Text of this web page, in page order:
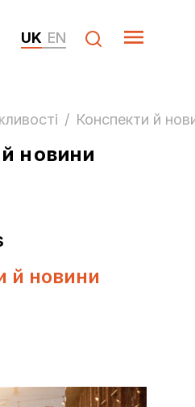
UK EN
/ Конспекти й
новини
й новини